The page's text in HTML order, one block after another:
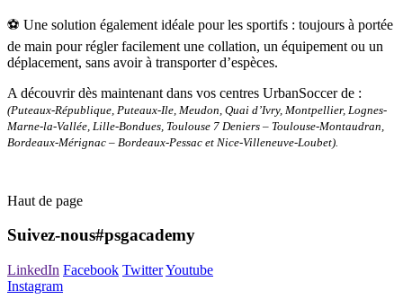
⚽ Une solution également idéale pour les sportifs : toujours à portée
de main pour régler facilement une collation, un équipement ou un
déplacement, sans avoir à transporter d’espèces.
A découvrir dès maintenant dans vos centres UrbanSoccer de :
(Puteaux-République, Puteaux-Ile, Meudon, Quai d’Ivry, Montpellier, Lognes-
Marne-la-Vallée, Lille-Bondues, Toulouse 7 Deniers – Toulouse-Montaudran,
Bordeaux-Mérignac – Bordeaux-Pessac et Nice-Villeneuve-Loubet).
Haut de page
Suivez-nous#psgacademy
LinkedIn Facebook TwitterYoutube
Instagram